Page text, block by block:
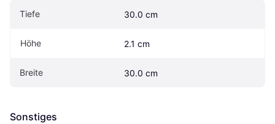
Tiefe 30.0 cm
Höhe 2.1 cm
Breite 30.0 cm
Sonstiges